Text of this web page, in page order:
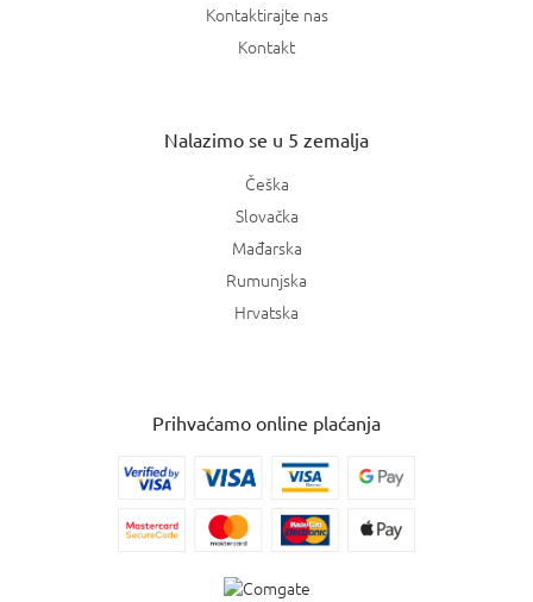
Kontaktirajte nas
Kontakt
Nalazimo se u 5 zemalja
Češka
Slovačka
Mađarska
Rumunjska
Hrvatska
Prihvaćamo online plaćanja